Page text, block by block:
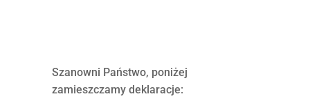
Szanowni Państwo, poniżej
zamieszczamy deklaracje: